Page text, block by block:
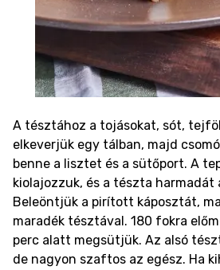
A tésztához a tojásokat, sót,
elkeverjük egy tálban, majd
benne a lisztet és a sütőport. A
kiolajozzuk, és a tészta harmadát
Beleöntjük a pirított káposztát,
maradék tésztával. 180 fokra
perc alatt megsütjük. Az alsó
de nagyon szaftos az egész. Ha